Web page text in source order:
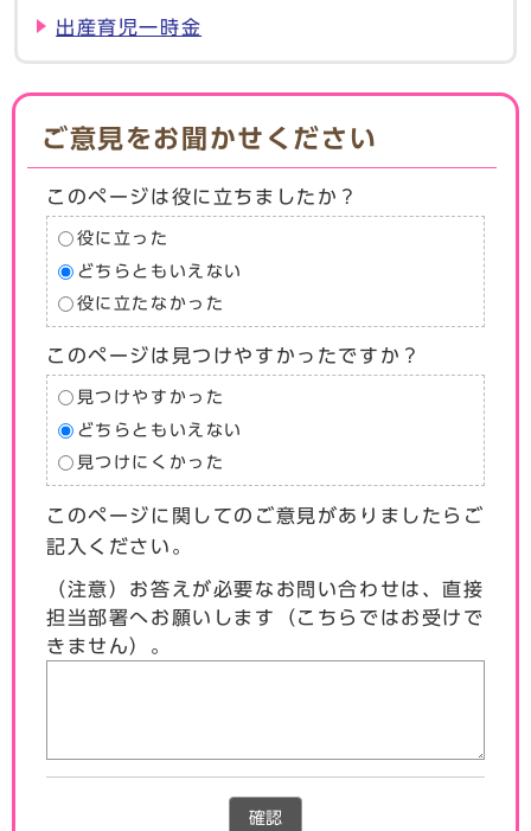
出産育児一時金
ご意見をお聞かせください
このページは役に立ちましたか？
役に立った
どちらともいえない
役に立たなかった
このページは見つけやすかったですか？
見つけやすかった
どちらともいえない
見つけにくかった
このページに関してのご意見がありましたらご
記入ください。
（注意）お答えが必要なお問い合わせは、直接
担当部署へお願いします（こちらではお受けで
きません）。
確認